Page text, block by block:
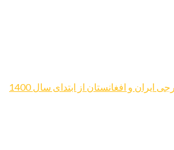
ایران و افغانستان از ابتدای سال 1400